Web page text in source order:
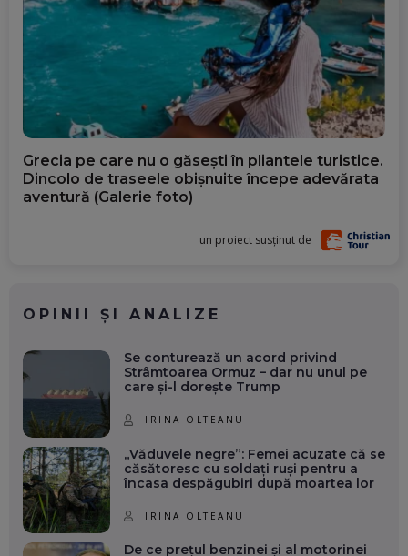
Grecia pe care nu o găsești în pliantele turistice.
Dincolo de traseele obișnuite începe adevărata
aventură (Galerie foto)
un proiect susținut de
OPINII ȘI ANALIZE
Se conturează un acord privind
Strâmtoarea Ormuz – dar nu unul pe
care și-l dorește Trump
IRINA OLTEANU
„Văduvele negre”: Femei acuzate că se
căsătoresc cu soldați ruși pentru a
încasa despăgubiri după moartea lor
IRINA OLTEANU
De ce prețul benzinei și al motorinei